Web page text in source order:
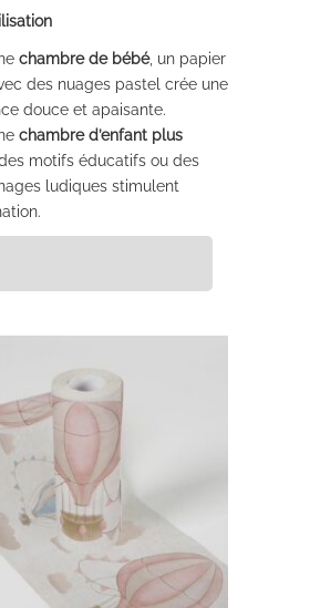
chambre de bébé, un papier
des nuages pastel crée une
douce et apaisante.
chambre d’enfant plus
des motifs éducatifs ou des
ludiques stimulent